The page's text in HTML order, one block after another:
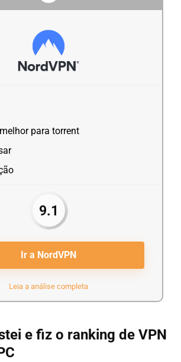
para torrent
9.1
Ir a NordVPN
Leia a análise completa
e fiz o ranking de VPN